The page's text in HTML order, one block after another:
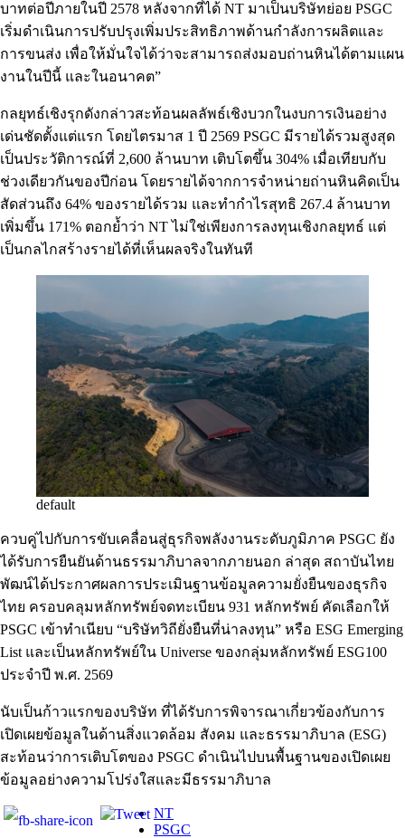
บาทต่อปีภายในปี 2578 หลังจากที่ได้ NT มาเป็นบริษัทย่อย PSGC
เริ่มดำเนินการปรับปรุงเพิ่มประสิทธิภาพด้านกำลังการผลิตและ
การขนส่ง เพื่อให้มั่นใจได้ว่าจะสามารถส่งมอบถ่านหินได้ตามแผน
งานในปีนี้ และในอนาคต”
กลยุทธ์เชิงรุกดังกล่าวสะท้อนผลลัพธ์เชิงบวกในงบการเงินอย่าง
เด่นชัดตั้งแต่แรก โดยไตรมาส 1 ปี 2569 PSGC มีรายได้รวมสูงสุด
เป็นประวัติการณ์ที่ 2,600 ล้านบาท เติบโตขึ้น 304% เมื่อเทียบกับ
ช่วงเดียวกันของปีก่อน โดยรายได้จากการจำหน่ายถ่านหินคิดเป็น
สัดส่วนถึง 64% ของรายได้รวม และทำกำไรสุทธิ 267.4 ล้านบาท
เพิ่มขึ้น 171% ตอกย้ำว่า NT ไม่ใช่เพียงการลงทุนเชิงกลยุทธ์ แต่
เป็นกลไกสร้างรายได้ที่เห็นผลจริงในทันที
default
ควบคู่ไปกับการขับเคลื่อนสู่ธุรกิจพลังงานระดับภูมิภาค PSGC ยัง
ได้รับการยืนยันด้านธรรมาภิบาลจากภายนอก ล่าสุด สถาบันไทย
พัฒน์ได้ประกาศผลการประเมินฐานข้อมูลความยั่งยืนของธุรกิจ
ไทย ครอบคลุมหลักทรัพย์จดทะเบียน 931 หลักทรัพย์ คัดเลือกให้
PSGC เข้าทำเนียบ “บริษัทวิถียั่งยืนที่น่าลงทุน” หรือ ESG Emerging
List และเป็นหลักทรัพย์ใน Universe ของกลุ่มหลักทรัพย์ ESG100
ประจำปี พ.ศ. 2569
นับเป็นก้าวแรกของบริษัท ที่ได้รับการพิจารณาเกี่ยวข้องกับการ
เปิดเผยข้อมูลในด้านสิ่งแวดล้อม สังคม และธรรมาภิบาล (ESG)
สะท้อนว่าการเติบโตของ PSGC ดำเนินไปบนพื้นฐานของเปิดเผย
ข้อมูลอย่างความโปร่งใสและมีธรรมาภิบาล
NT
PSGC